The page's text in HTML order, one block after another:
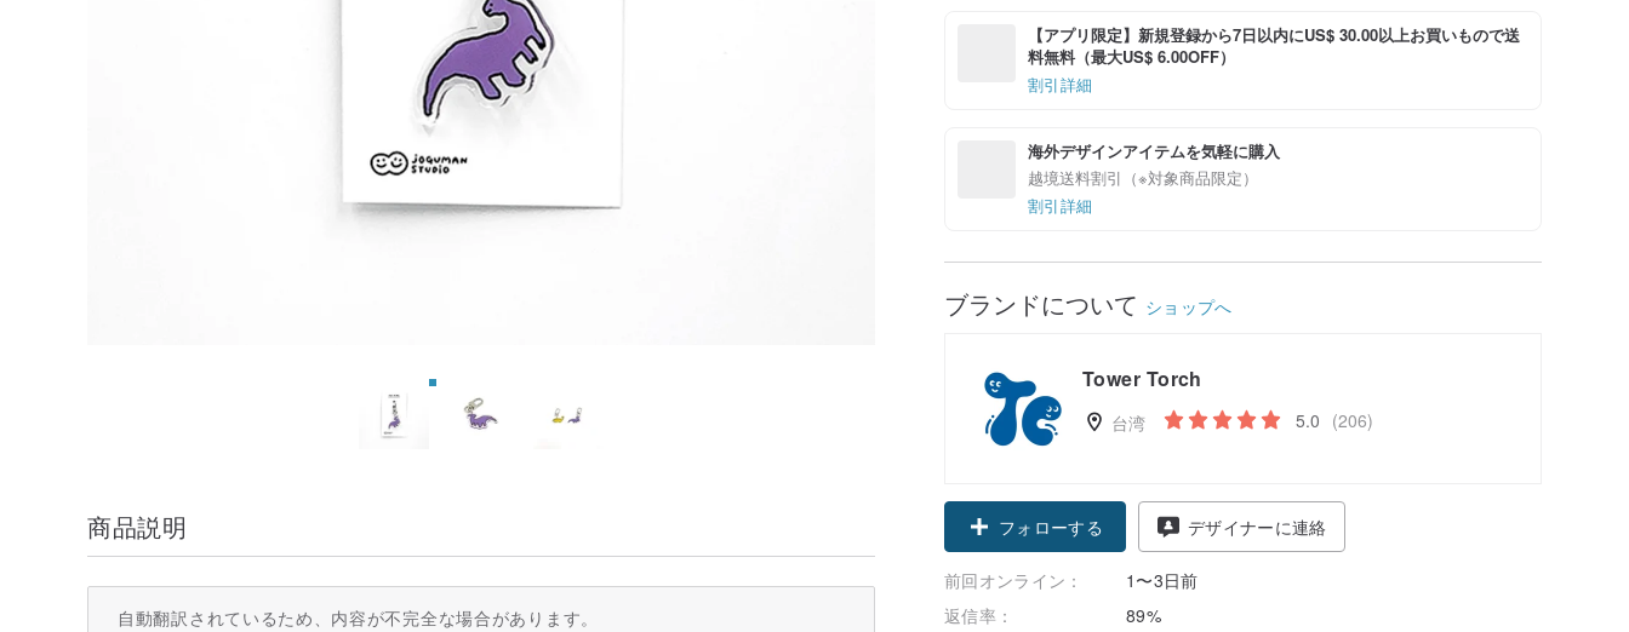
【アプリ限定】新規登録から7日以内にUS$ 30.00以上お買いもので送
料無料（最大US$ 6.00OFF）
割引詳細
海外デザインアイテムを気軽に購入
越境送料割引（※対象商品限定）
割引詳細
ブランドについて ショップへ
Tower Torch
台湾 5.0 (206)
フォローする デザイナーに連絡
前回オンライン：
1〜3日前
返信率：
89%
商品説明
自動翻訳されているため、内容が不完全な場合があります。